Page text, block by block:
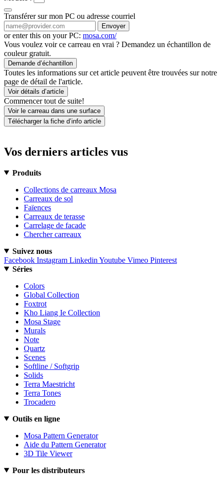
Transférer sur mon PC ou adresse courriel
Envoyer
or enter this on your PC: mosa.com/
Vous voulez voir ce carreau en vrai ? Demandez un échantillon de
couleur gratuit.
Demande d’échantillon
Toutes les informations sur cet article peuvent être trouvées sur notre
page de détail de l'article.
Voir détails d’article
Commencer tout de suite!
Voir le carreau dans une surface
Télécharger la fiche d’info article
Vos derniers articles vus
Produits
Collections de carreaux Mosa
Carreaux de sol
Faïences
Carreaux de terasse
Carrelage de facade
Chercher carreaux
Suivez nous
Facebook Instagram Linkedin Youtube Vimeo Pinterest
Séries
Colors
Global Collection
Foxtrot
Kho Liang Ie Collection
Mosa Stage
Murals
Note
Quartz
Scenes
Softline / Softgrip
Solids
Terra Maestricht
Terra Tones
Trocadero
Outils en ligne
Mosa Pattern Generator
Aide du Pattern Generator
3D Tile Viewer
Pour les distributeurs